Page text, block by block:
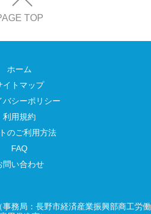
TOP
ホーム
イトマップ
バシーポリシー
利用規約
のご利用方法
FAQ
問い合わせ
務局：長野市経済産業振興部商工労働